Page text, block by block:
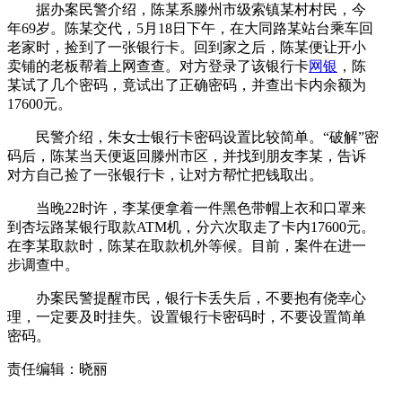
据办案民警介绍，陈某系滕州市级索镇某村村民，今
年69岁。陈某交代，5月18日下午，在大同路某站台乘车回
老家时，捡到了一张银行卡。回到家之后，陈某便让开小
卖铺的老板帮着上网查查。对方登录了该银行卡网银 ，陈
某试了几个密码，竟试出了正确密码，并查出卡内余额为
17600元。
民警介绍，朱女士银行卡密码设置比较简单。“破解”密
码后，陈某当天便返回滕州市区，并找到朋友李某，告诉
对方自己捡了一张银行卡，让对方帮忙把钱取出。
当晚22时许，李某便拿着一件黑色带帽上衣和口罩来
到杏坛路某银行取款ATM机，分六次取走了卡内17600元。
在李某取款时，陈某在取款机外等候。目前，案件在进一
步调查中。
办案民警提醒市民，银行卡丢失后，不要抱有侥幸心
理，一定要及时挂失。设置银行卡密码时，不要设置简单
密码。
责任编辑：晓丽